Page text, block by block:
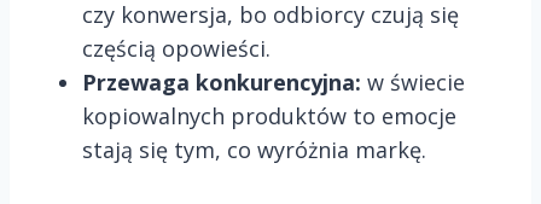
czy konwersja, bo odbiorcy czują się
częścią opowieści.
Przewaga konkurencyjna: w świecie
kopiowalnych produktów to emocje
stają się tym, co wyróżnia markę.